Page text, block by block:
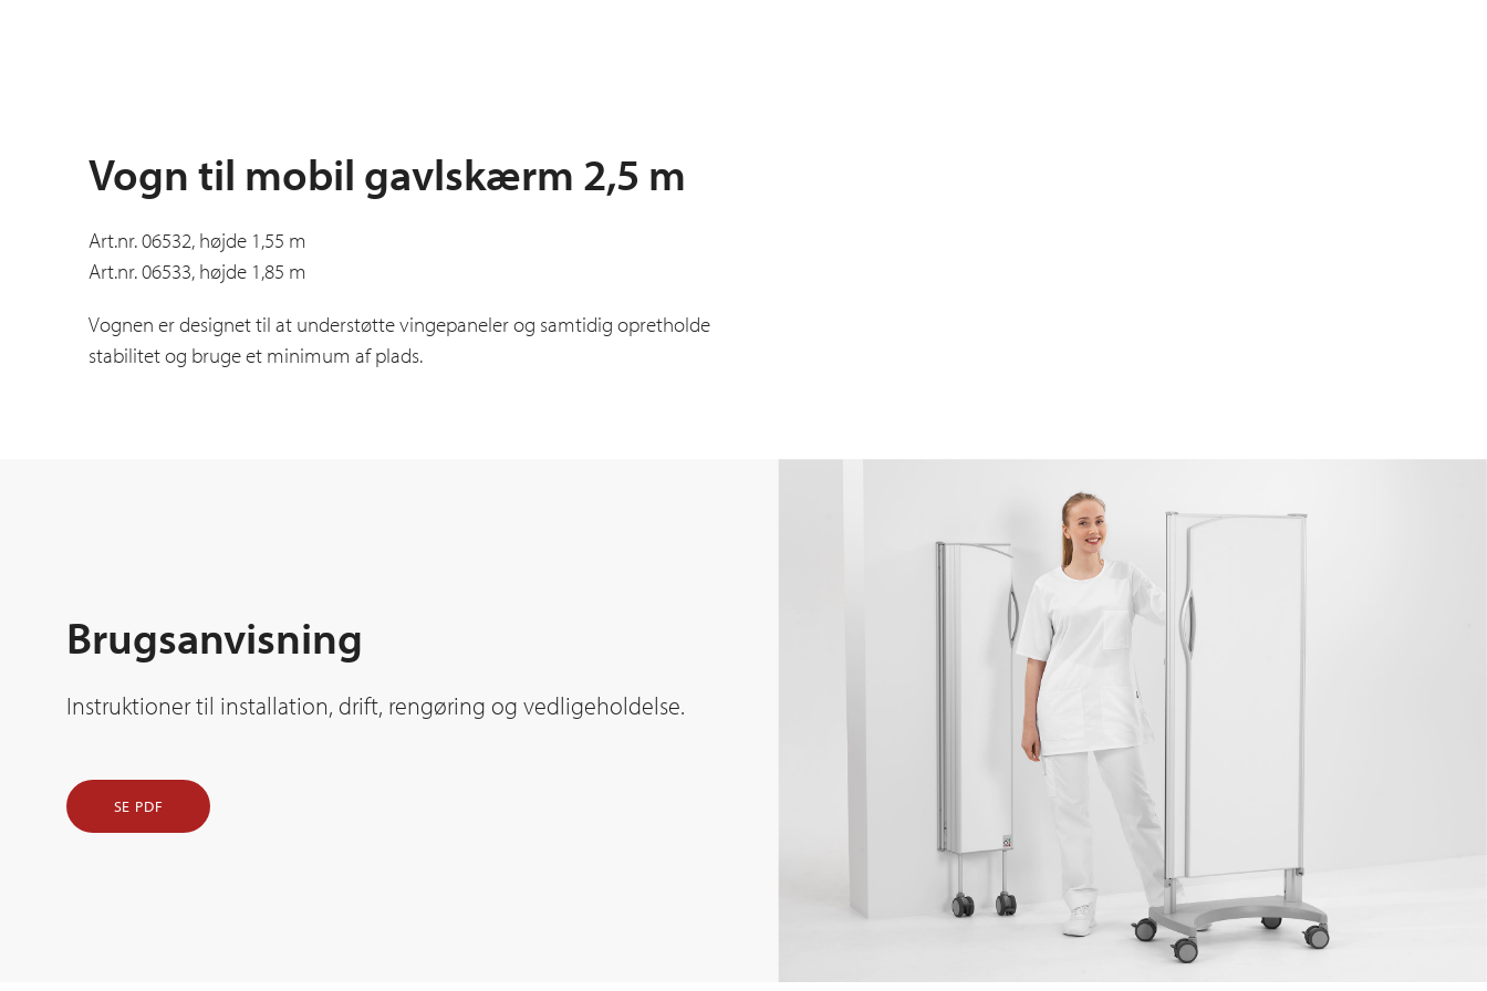
Vogn til mobil gavlskærm 2,5 m
Art.nr. 06532, højde 1,55 m
Art.nr. 06533, højde 1,85 m
Vognen er designet til at understøtte vingepaneler og samtidig opretholde
stabilitet og bruge et minimum af plads.
Brugsanvisning
Instruktioner til installation, drift, rengøring og vedligeholdelse.
SE PDF